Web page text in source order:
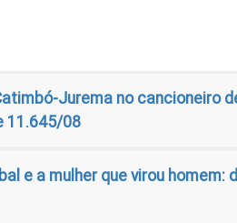
Jurema no cancioneiro
11.645/08
e a mulher que virou